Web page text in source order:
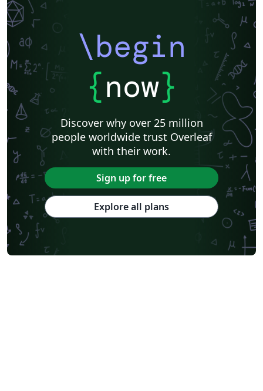
\begin
{now}
Discover why over 25 million
people worldwide trust Overleaf
with their work.
Sign up for free
Explore all plans